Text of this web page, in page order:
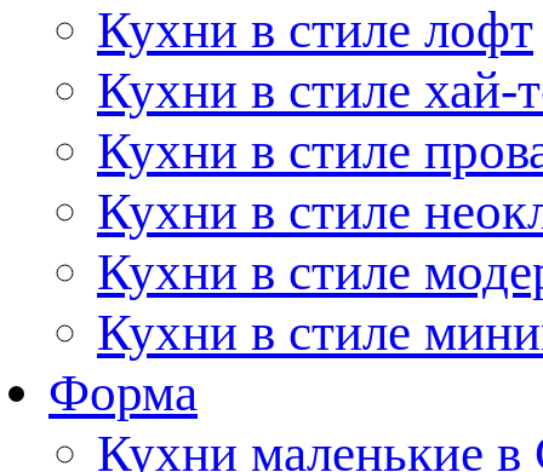
Кухни в стиле лофт
Кухни в стиле хай-
Кухни в стиле
Кухни в стиле
Кухни в стиле
Кухни в стиле
Форма
Кухни маленькие в